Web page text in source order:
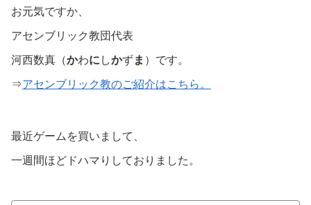
お元気ですか、
アセンブリック教団代表
河西数真（かわに しかずま ）です。
⇒アセンブリック教のご紹介はこちら。
最近ゲームを買いまして、
一週間ほどドハマりしておりました。